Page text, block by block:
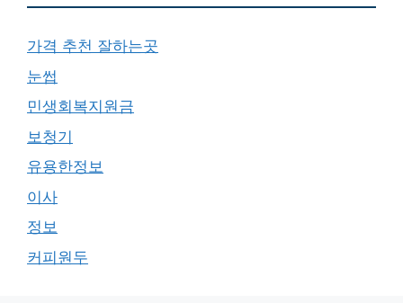
가격 추천 잘하는곳
눈썹
민생회복지원금
보청기
유용한정보
이사
정보
커피원두